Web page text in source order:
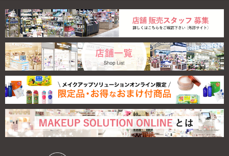
ログイン・新規会員登録